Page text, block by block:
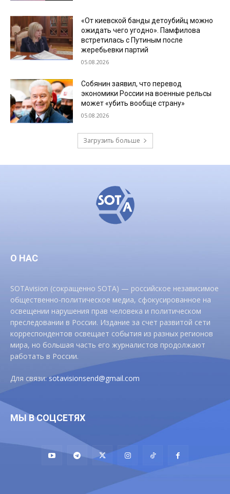
«От киевской банды детоубийц можно
ожидать чего угодно». Памфилова
встретилась с Путиным после
жеребьевки партий
05.08.2026
Собянин заявил, что перевод
экономики России на военные рельсы
может «убить вообще страну»
05.08.2026
Загрузить больше
О НАС
SOTAvision (сокращенно SOTA) — российское независимое
общественно-политическое медиа, сфокусированное на
освещении нарушения прав человека и политическом
преследовании в России. Издание за счет развитой сети
корреспондентов освещает события из разных регионов
мира, но большая часть его журналистов продолжают
работать в России.
Для связи:sotavisionsend@gmail.com
МЫ В СОЦСЕТЯХ